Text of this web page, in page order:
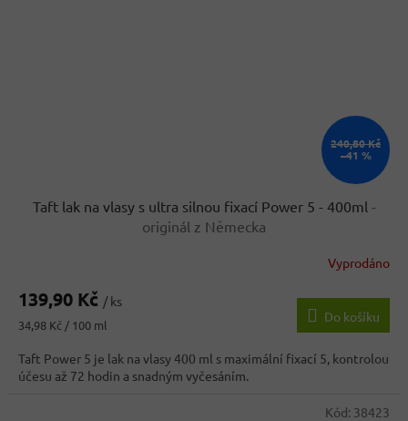
240,80 Kč
–41 %
Taft lak na vlasy s ultra silnou fixací Power 5 - 400ml -
originál z Německa
produktu
5,0
z
5
hvězdiček.
Vyprodáno
139,90 Kč / ks
Měrná
34,98 Kč / 100 ml
Do košíku
Taft Power 5 je lak na vlasy 400 ml s maximální fixací 5, kontrolou
účesu až 72 hodin a snadným vyčesáním.
Kód: 38423